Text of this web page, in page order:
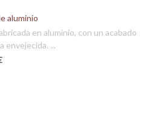
aluminio
en aluminio, con un acabado
envejecida. ...